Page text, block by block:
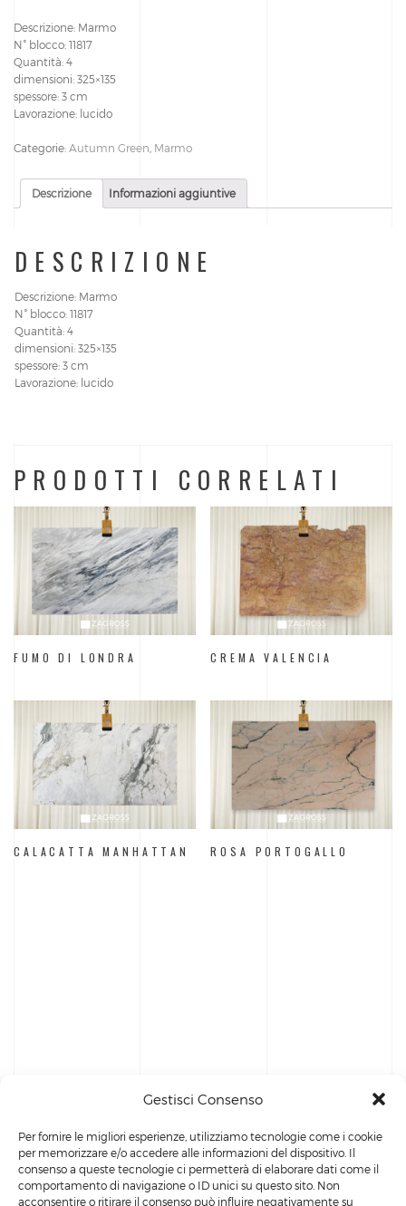
Gestisci Consenso
Per fornire le migliori esperienze, utilizziamo tecnologie come i cookie
per memorizzare e/o accedere alle informazioni del dispositivo. Il
consenso a queste tecnologie ci permetterà di elaborare dati come il
comportamento di navigazione o ID unici su questo sito. Non
acconsentire o ritirare il consenso può influire negativamente su
Descrizione: Marmo
N° blocco: 11817
Quantità: 4
dimensioni: 325×135
spessore: 3 cm
Lavorazione: lucido
Categorie: Autumn Green Marmo
Descrizione Informazioni aggiuntive
DESCRIZIONE
Descrizione: Marmo
N° blocco: 11817
Quantità: 4
dimensioni: 325×135
spessore: 3 cm
Lavorazione: lucido
PRODOTTI CORRELATI
FUMO DI LONDRA CREMA VALENCIA
CALACATTA MANHATTAN ROSA PORTOGALLO